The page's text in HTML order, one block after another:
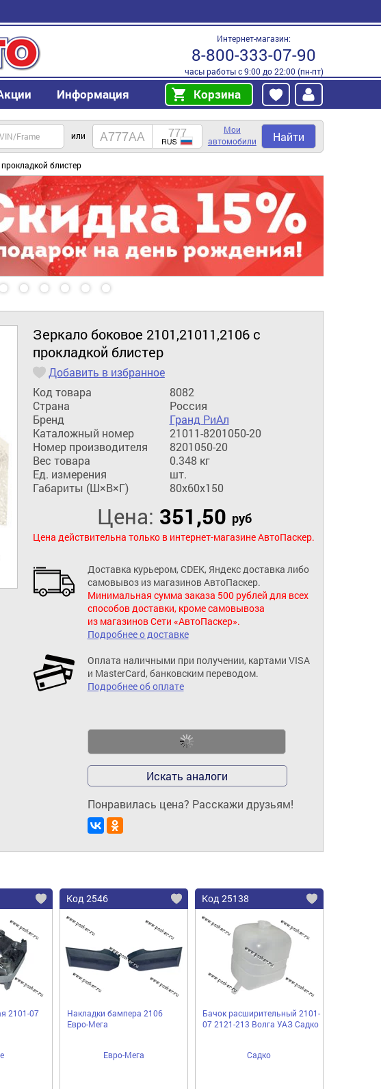
Интернет-магазин:
8-800-333-07-90
часы работы с 9:00 до 22:00 (пн-пт)
Информация Корзина
или
Мои
автомобили
Найти
блистер
Зеркало боковое 2101,21011,2106 с
прокладкой блистер
Добавить в избранное
Код товара
8082
Страна
Россия
Бренд
Гранд РиАл
Каталожный номер
21011-8201050-20
Номер производителя
8201050-20
Вес товара
0.348 кг
Ед. измерения
шт.
Габариты (Ш×В×Г)
80x60x150
Цена: 351,50 руб
Цена действительна только в интернет-магазине АвтоПаскер.
Доставка курьером, CDEK, Яндекс доставка либо
самовывоз из магазинов АвтоПаскер.
Минимальная сумма заказа 500 рублей для всех
способов доставки, кроме самовывоза
из магазинов Сети «АвтоПаскер».
Подробнее о доставке
Оплата наличными при получении, картами VISA
и MasterCard, банковским переводом.
Подробнее об оплате
Искать аналоги
Понравилась цена? Расскажи друзьям!
2101-07
Код 2546
Накладки бампера 2106
Евро-Мега
Евро-Мега
Код 25138
Бачок расширительный 2101-
07 2121-213 Волга УАЗ Садко
Садко